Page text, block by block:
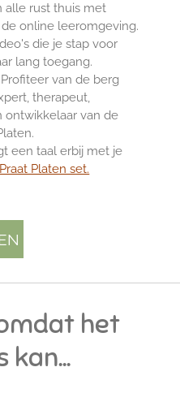
alle rust thuis met
online leeromgeving.
die je stap voor
lang toegang.
Profiteer van de berg
therapeut,
ontwikkelaar van de
een taal erbij met je
Praat Platen set.
het
kan...